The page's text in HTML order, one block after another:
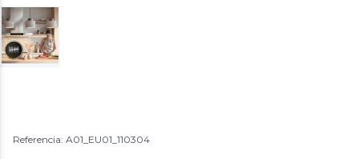
Referencia: A01_EU01_110304